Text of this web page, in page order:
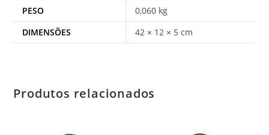
PESO
0,060 kg
DIMENSÕES
42 × 12 × 5 cm
Produtos relacionados